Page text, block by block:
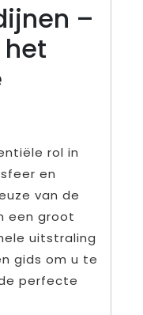
–
het
rol in
en
van de
een groot
uitstraling
gids om u te
perfecte